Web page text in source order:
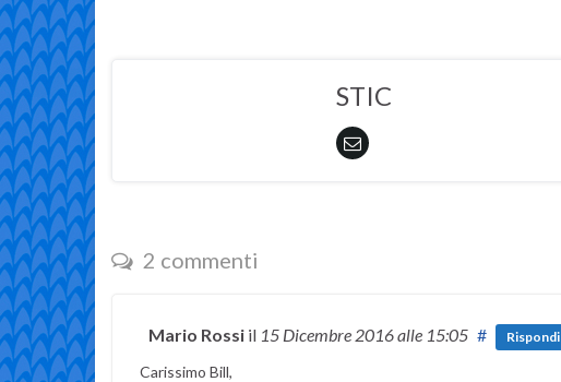
STIC
2 commenti
Mario Rossi il 15 Dicembre 2016alle 15:05 # Rispondi
Carissimo Bill,